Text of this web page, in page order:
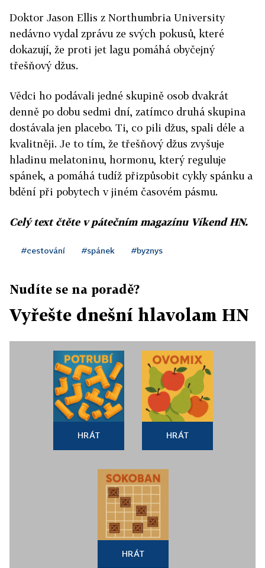
Doktor Jason Ellis z Northumbria University
nedávno vydal zprávu ze svých pokusů, které
dokazují, že proti jet lagu pomáhá obyčejný
třešňový džus.
Vědci ho podávali jedné skupině osob dvakrát
denně po dobu sedmi dní, zatímco druhá skupina
dostávala jen placebo. Ti, co pili džus, spali déle a
kvalitněji. Je to tím, že třešňový džus zvyšuje
hladinu melatoninu, hormonu, který reguluje
spánek, a pomáhá tudíž přizpůsobit cykly spánku a
bdění při pobytech v jiném časovém pásmu.
Celý text čtěte v pátečním magazínu Víkend HN.
#cestování #spánek #byznys
Nudíte se na poradě?
Vyřešte dnešní hlavolam HN
HRÁT HRÁT
HRÁT